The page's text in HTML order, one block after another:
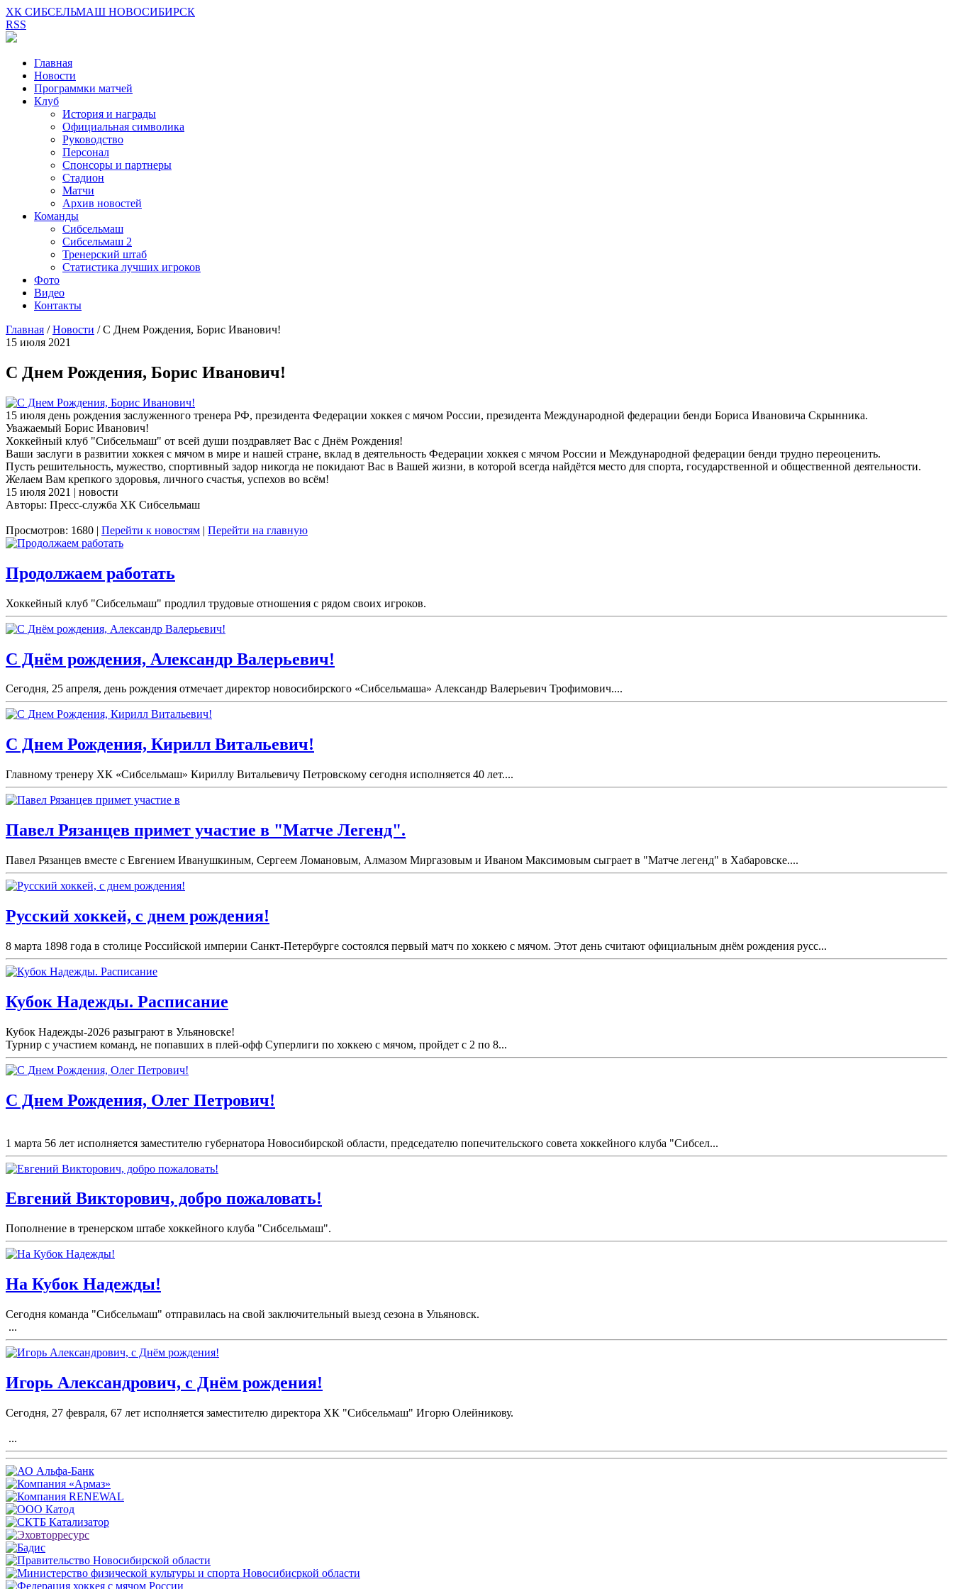
ХК СИБСЕЛЬМАШ НОВОСИБИРСК
RSS
Главная
Новости
Программки матчей
Клуб
История и награды
Официальная символика
Руководство
Персонал
Спонсоры и партнеры
Стадион
Матчи
Архив новостей
Команды
Сибсельмаш
Сибсельмаш 2
Тренерский штаб
Статистика лучших игроков
Фото
Видео
Контакты
Главная /Новости /С Днем Рождения, Борис Иванович!
15 июля 2021
С Днем Рождения, Борис Иванович!
15 июля день рождения заслуженного тренера РФ, президента Федерации хоккея с мячом России, президента Международной федерации бенди Бориса Ивановича Скрынника.
Уважаемый Борис Иванович!
Хоккейный клуб "Сибсельмаш" от всей души поздравляет Вас с Днём Рождения!
Ваши заслуги в развитии хоккея с мячом в мире и нашей стране, вклад в деятельность Федерации хоккея с мячом России и Международной федерации бенди трудно переоценить.
Пусть решительность, мужество, спортивный задор никогда не покидают Вас в Вашей жизни, в которой всегда найдётся место для спорта, государственной и общественной деятельности.
Желаем Вам крепкого здоровья, личного счастья, успехов во всём!
15 июля 2021 | новости
Авторы: Пресс-служба ХК Сибсельмаш
Просмотров: 1680 | Перейти к новостям | Перейти на главную
Продолжаем работать
Хоккейный клуб "Сибсельмаш" продлил трудовые отношения с рядом своих игроков.
С Днём рождения, Александр Валерьевич!
Сегодня, 25 апреля, день рождения отмечает директор новосибирского «Сибсельмаша» Александр Валерьевич Трофимович....
С Днем Рождения, Кирилл Витальевич!
Главному тренеру ХК «Сибсельмаш» Кириллу Витальевичу Петровскому сегодня исполняется 40 лет....
Павел Рязанцев примет участие в "Матче Легенд".
Павел Рязанцев вместе с Евгением Иванушкиным, Сергеем Ломановым, Алмазом Миргазовым и Иваном Максимовым сыграет в "Матче легенд" в Хабаровске....
Русский хоккей, с днем рождения!
8 марта 1898 года в столице Российской империи Санкт-Петербурге состоялся первый матч по хоккею с мячом. Этот день считают официальным днём рождения русс...
Кубок Надежды. Расписание
Кубок Надежды-2026 разыграют в Ульяновске!
Турнир с участием команд, не попавших в плей-офф Суперлиги по хоккею с мячом, пройдет с 2 по 8...
С Днем Рождения, Олег Петрович!
1 марта 56 лет исполняется заместителю губернатора Новосибирской области, председателю попечительского совета хоккейного клуба "Сибсел...
Евгений Викторович, добро пожаловать!
Пополнение в тренерском штабе хоккейного клуба "Сибсельмаш".
На Кубок Надежды!
Сегодня команда "Сибсельмаш" отправилась на свой заключительный выезд сезона в Ульяновск.
...
Игорь Александрович, с Днём рождения!
Сегодня, 27 февраля, 67 лет исполняется заместителю директора ХК "Сибсельмаш" Игорю Олейникову.
...